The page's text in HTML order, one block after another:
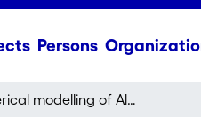
Persons
Numerical modelling of Alpine deep flow systems: a management and prediction tool for an exploited geothermal reservoir (Lavey-les-Bains, Switzerland)